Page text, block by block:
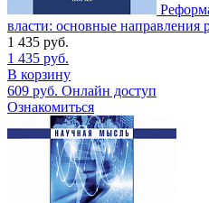
власти: основные направления
1 435 руб.
1 435 руб.
В корзину
609 руб. Онлайн доступ
Ознакомиться